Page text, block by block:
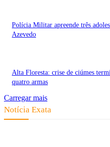
Polícia Militar apreende três
Azevedo
Alta Floresta: crise de ciúmes
quatro armas
Carregar mais
Notícia Exata